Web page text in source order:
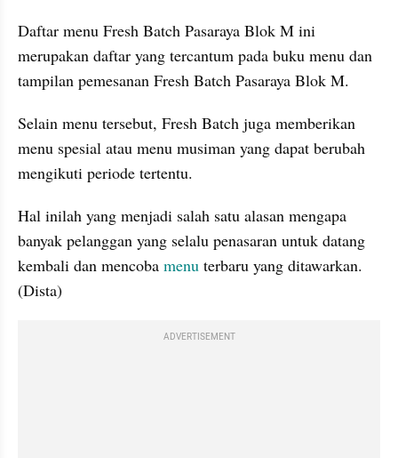
Daftar menu Fresh Batch Pasaraya Blok M ini
merupakan daftar yang tercantum pada buku menu dan
tampilan pemesanan Fresh Batch Pasaraya Blok M.
Selain menu tersebut, Fresh Batch juga memberikan
menu spesial atau menu musiman yang dapat berubah
mengikuti periode tertentu.
Hal inilah yang menjadi salah satu alasan mengapa
banyak pelanggan yang selalu penasaran untuk datang
kembali dan mencoba menu terbaru yang ditawarkan.
(Dista)
ADVERTISEMENT